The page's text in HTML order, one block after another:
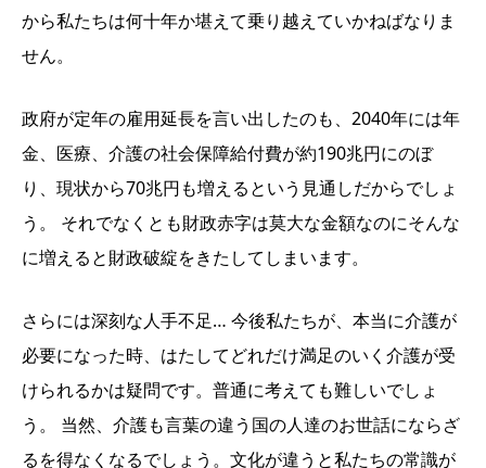
から私たちは何十年か堪えて乗り越えていかねばなりま
せん。
政府が定年の雇用延長を言い出したのも、2040年には年
金、医療、介護の社会保障給付費が約190兆円にのぼ
り、現状から70兆円も増えるという見通しだからでしょ
う。 それでなくとも財政赤字は莫大な金額なのにそんな
に増えると財政破綻をきたしてしまいます。
さらには深刻な人手不足… 今後私たちが、本当に介護が
必要になった時、はたしてどれだけ満足のいく介護が受
けられるかは疑問です。普通に考えても難しいでしょ
う。 当然、介護も言葉の違う国の人達のお世話にならざ
るを得なくなるでしょう。文化が違うと私たちの常識が